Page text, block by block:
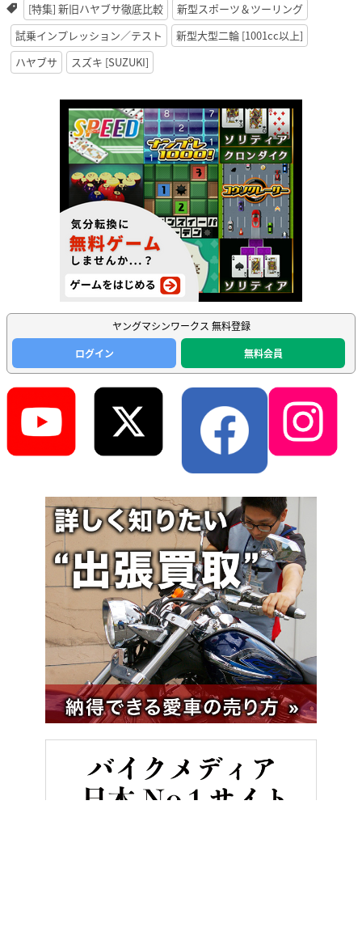
[特集] 新旧ハヤブサ徹底比較
新型スポーツ＆ツーリング
試乗インプレッション／テスト
新型大型二輪 [1001cc以上]
ハヤブサ
スズキ [SUZUKI]
ヤングマシンワークス 無料登録
ログイン
無料会員